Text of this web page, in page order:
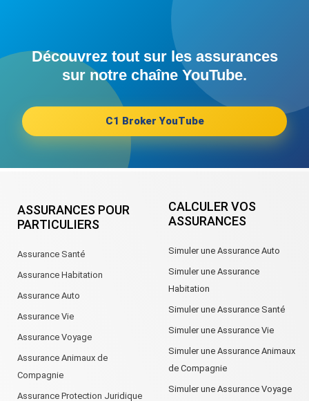
Découvrez tout sur les assurances
sur notre chaîne YouTube.
C1 Broker YouTube
ASSURANCES POUR
PARTICULIERS
Assurance Santé
Assurance Habitation
Assurance Auto
Assurance Vie
Assurance Voyage
Assurance Animaux de
Compagnie
Assurance Protection Juridique
CALCULER VOS
ASSURANCES
Simuler une Assurance Auto
Simuler une Assurance
Habitation
Simuler une Assurance Santé
Simuler une Assurance Vie
Simuler une Assurance Animaux
de Compagnie
Simuler une Assurance Voyage